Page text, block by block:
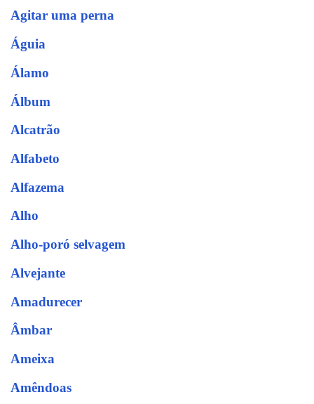
Agitar uma perna
Águia
Álamo
Álbum
Alcatrão
Alfabeto
Alfazema
Alho
Alho-poró selvagem
Alvejante
Amadurecer
Âmbar
Ameixa
Amêndoas